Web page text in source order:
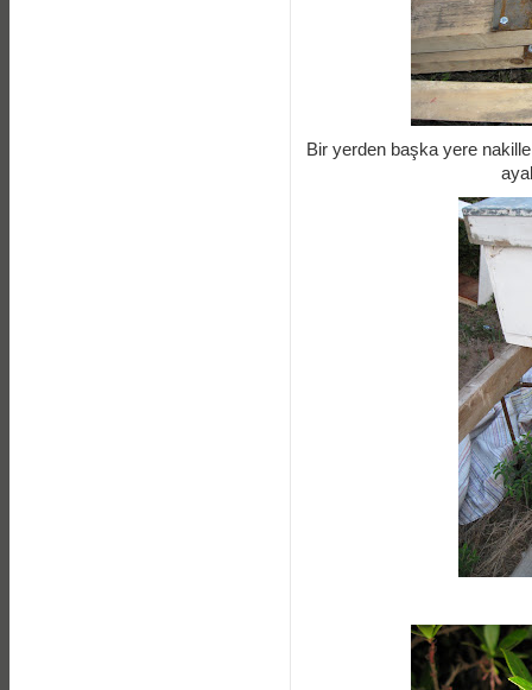
Bir yerden başka yere